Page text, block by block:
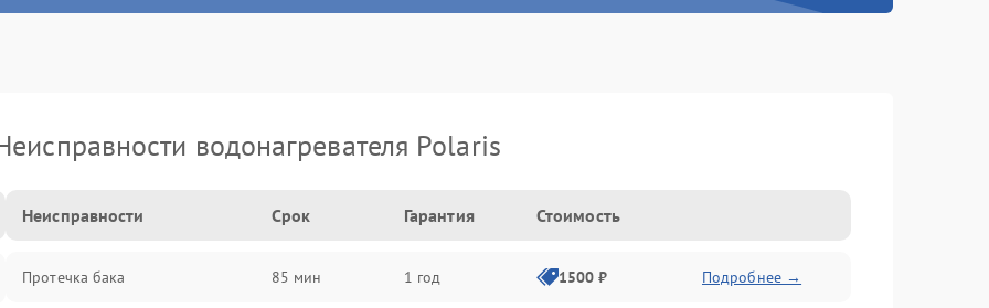
водонагревателя Polaris
Неисправности Срок Гарантия Стоимость
Протечка бака 85 мин 1 год 1500 ₽ Подробнее →